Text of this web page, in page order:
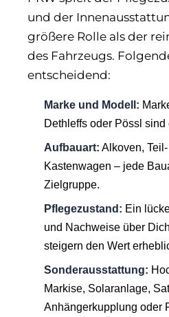
und der
größere Rolle als der
des Fahrzeugs.
entscheidend:
Marke und Modell:
Dethleffs oder Pössl sind
Aufbauart: Alkoven,
Kastenwagen – jede
Zielgruppe.
Pflegezustand: Ein
und Nachweise über
steigern den Wert
Sonderausstattung:
Markise, Solaranlage,
Anhängerkupplung oder